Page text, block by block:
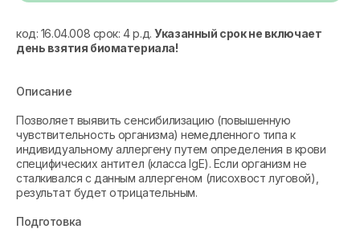
код: 16.04.008 срок: 4 р.д.Указанный срок не включает
день взятия биоматериала!
Описание
Позволяет выявить сенсибилизацию (повышенную
чувствительность организма) немедленного типа к
индивидуальному аллергену путем определения в крови
специфических антител (класса IgE). Если организм не
сталкивался с данным аллергеном (лисохвост луговой),
результат будет отрицательным.
Подготовка